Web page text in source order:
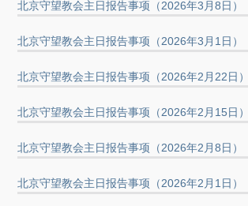
北京守望教会主日报告事项（2026年3月8日）
北京守望教会主日报告事项（2026年3月1日）
北京守望教会主日报告事项（2026年2月22日）
北京守望教会主日报告事项（2026年2月15日）
北京守望教会主日报告事项（2026年2月8日）
北京守望教会主日报告事项（2026年2月1日）